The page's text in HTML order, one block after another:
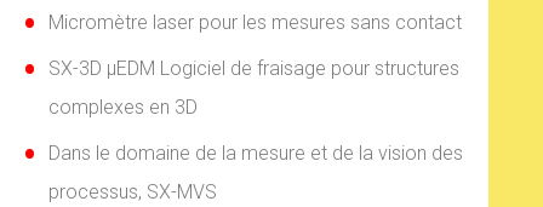
Micromètre laser pour les mesures sans contact
SX-3D µEDM Logiciel de fraisage pour structures
complexes en 3D
Dans le domaine de la mesure et de la vision des
processus, SX-MVS